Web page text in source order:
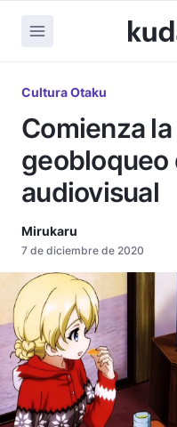
Cultura Otaku
Comienza
geobloqueo
audiovisual
Mirukaru
7 de diciembre de 2020